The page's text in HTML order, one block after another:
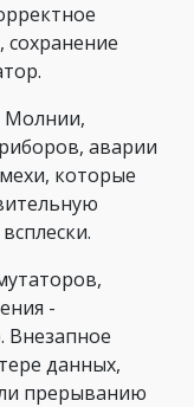
Молнии,
аварии
которые
-
Внезапное
данных,
прерыванию